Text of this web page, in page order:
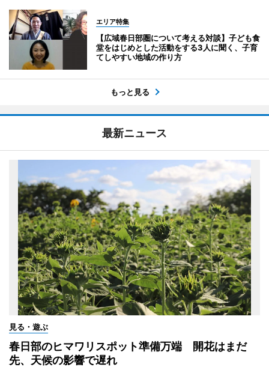
エリア特集
【広域春日部圏について考える対談】子ども食
堂をはじめとした活動をする3人に聞く、子育
てしやすい地域の作り方
もっと見る
最新ニュース
見る・遊ぶ
春日部のヒマワリスポット準備万端 開花はまだ
先、天候の影響で遅れ